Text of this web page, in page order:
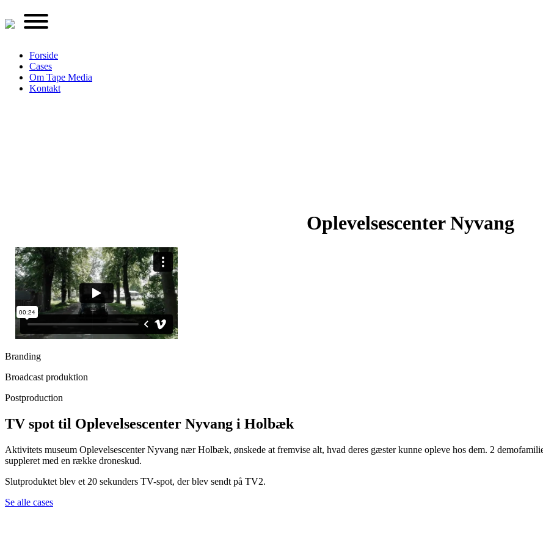
Forside
Cases
Om Tape Media
Kontakt
Oplevelsescenter Nyvang
Branding
Broadcast produktion
Postproduction
TV spot til Oplevelsescenter Nyvang i Holbæk
Aktivitets museum Oplevelsescenter Nyvang nær Holbæk, ønskede at fremvise alt, hvad deres gæster kunne opleve hos dem. 2
suppleret med en række droneskud.
Slutproduktet blev et 20 sekunders TV-spot, der blev sendt på TV2.
Se alle cases